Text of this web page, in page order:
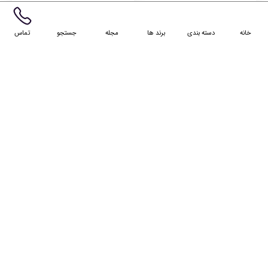
پست رایگان برای خریدهای بالای
خانه دسته بندی برند ها مجله جستجو تماس